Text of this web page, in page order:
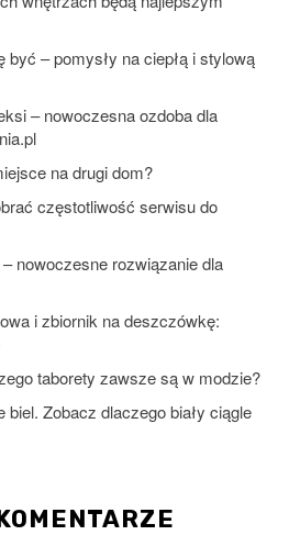
– pomysły na ciepłą i stylową
– nowoczesna ozdoba dla
na drugi dom?
częstotliwość serwisu do
nowoczesne rozwiązanie dla
i zbiornik na deszczówkę:
taborety zawsze są w modzie?
biel. Zobacz dlaczego biały ciągle